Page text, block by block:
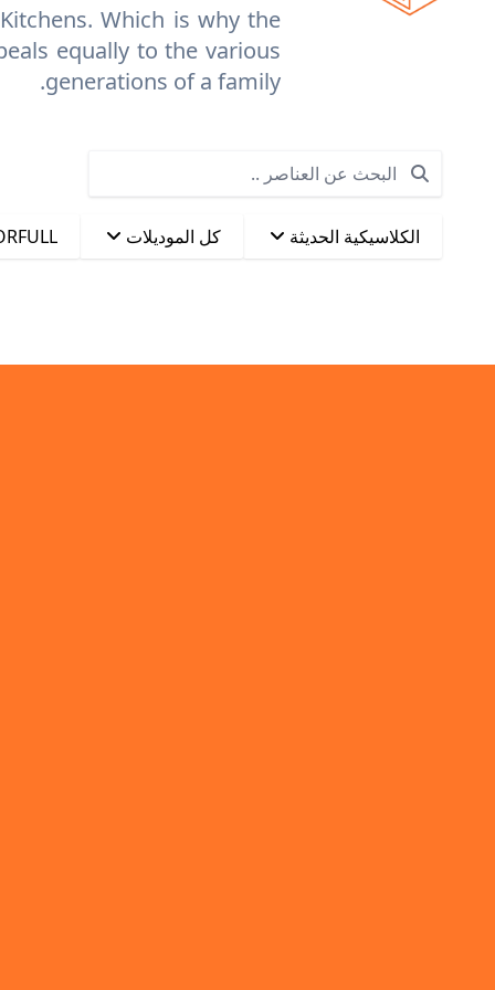
Which is why the
equally to the various
generations of a family.
Search
الكلاسيكية الحديثة كل الموديلات